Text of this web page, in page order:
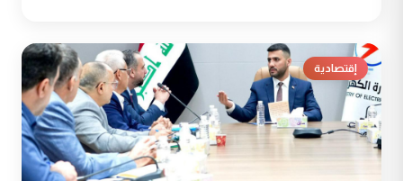
إقتصادية